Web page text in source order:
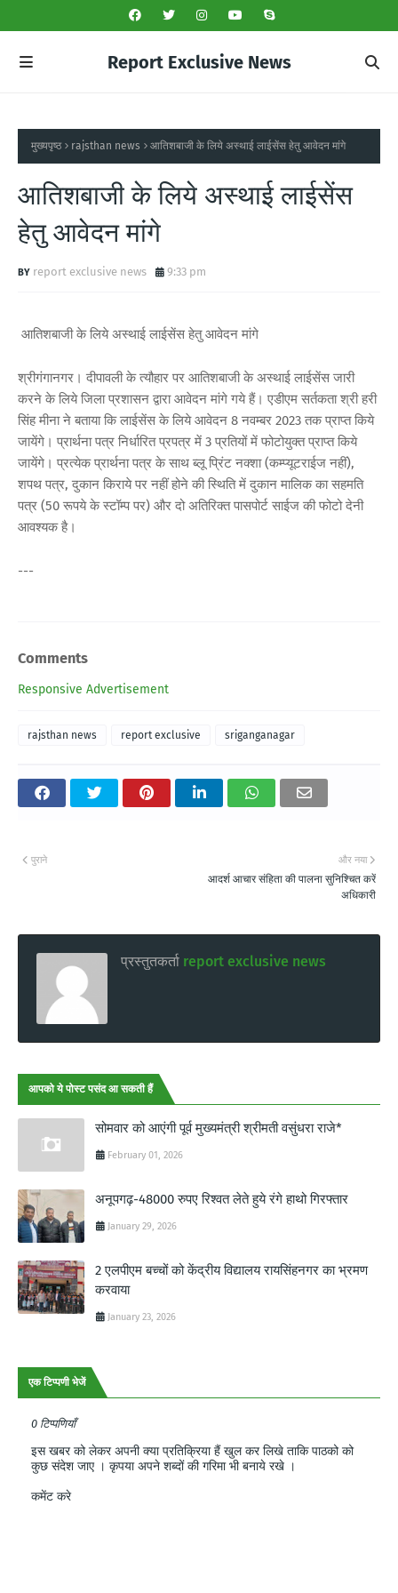
Report Exclusive News
मुख्यपृष्ठ rajsthan news आतिशबाजी के लिये अस्थाई लाईसेंस हेतु आवेदन मांगे
आतिशबाजी के लिये अस्थाई लाईसेंस
हेतु आवेदन मांगे
report exclusive news 9:33 pm
आतिशबाजी के लिये अस्थाई लाईसेंस हेतु आवेदन मांगे
श्रीगंगानगर। दीपावली के त्यौहार पर आतिशबाजी के अस्थाई लाईसेंस जारी
करने के लिये जिला प्रशासन द्वारा आवेदन मांगे गये हैं। एडीएम सर्तकता श्री हरी
सिंह मीना ने बताया कि लाईसेंस के लिये आवेदन 8 नवम्बर 2023 तक प्राप्त किये
जायेंगे। प्रार्थना पत्र निर्धारित प्रपत्र में 3 प्रतियों में फोटोयुक्त प्राप्त किये
जायेंगे। प्रत्येक प्रार्थना पत्र के साथ ब्लू प्रिंट नक्शा (कम्प्यूटराईज नहीं),
शपथ पत्र, दुकान किराये पर नहीं होने की स्थिति में दुकान मालिक का सहमति
पत्र (50 रूपये के स्टॉम्प पर) और दो अतिरिक्त पासपोर्ट साईज की फोटो देनी
आवश्यक है।
---
Comments
Responsive Advertisement
rajsthan news report exclusive sriganganagar
और नया
आदर्श आचार संहिता की पालना सुनिश्चित करें
अधिकारी
पुराने
प्रस्तुतकर्ता report exclusive news
आपको ये पोस्ट पसंद आ सकती हैं
सोमवार को आएंगी पूर्व मुख्यमंत्री श्रीमती वसुंधरा राजे*
February 01, 2026
अनूपगढ़-48000 रुपए रिश्वत लेते हुये रंगे हाथो गिरफ्तार
January 29, 2026
2 एलपीएम बच्चों को केंद्रीय विद्यालय रायसिंहनगर का भ्रमण
करवाया
January 23, 2026
एक टिप्पणी भेजें
0 टिप्पणियाँ
इस खबर को लेकर अपनी क्या प्रतिक्रिया हैं खुल कर लिखे ताकि पाठको को
कुछ संदेश जाए । कृपया अपने शब्दों की गरिमा भी बनाये रखे ।
कमेंट करे